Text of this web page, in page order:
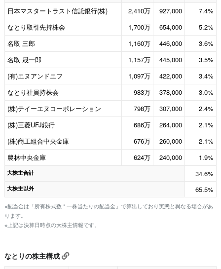
日本マスタートラスト信託銀行(株) 2,410万 927,000
7.4%
なとり取引先持株会
1,700万 654,000
5.2%
名取 三郎
1,160万 446,000
3.6%
名取 晟一郎
1,157万 445,000
3.5%
(有)エヌアンドエフ
1,097万 422,000
3.4%
なとり社員持株会
983万 378,000
3.0%
(株)テイーエヌコーポレーション
798万 307,000
2.4%
(株)三菱UFJ銀行
686万 264,000
2.1%
(株)商工組合中央金庫
676万 260,000
2.1%
農林中央金庫
624万 240,000 1.9%
大株主合計 34.6%
大株主以外 65.5%
※配当金は「所有株式数 * 一株当たりの配当金」で算出しており実態と異なる場合があ
ります。
※上記は決算日時点の大株主情報です。
なとりの株主構成